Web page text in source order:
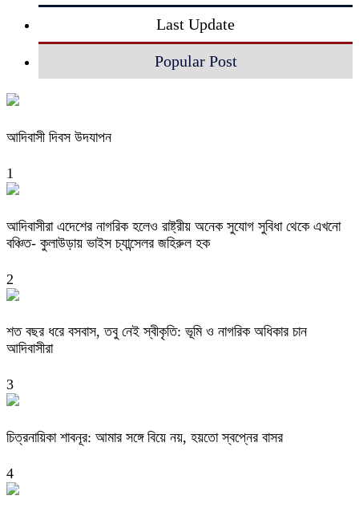
Last Update
Popular Post
আদিবাসী দিবস উদযাপন
1
আদিবাসীরা এদেশের নাগরিক হলেও রাষ্ট্রীয় অনেক সুযোগ সুবিধা থেকে এখনো
বঞ্চিত- কুলাউড়ায় ভাইস চ্যান্সেলর জহিরুল হক
2
শত বছর ধরে বসবাস, তবু নেই স্বীকৃতি: ভূমি ও নাগরিক অধিকার চান
আদিবাসীরা
3
চিত্রনায়িকা শাবনূর: আমার সঙ্গে বিয়ে নয়, হয়তো স্বপ্নের বাসর
4